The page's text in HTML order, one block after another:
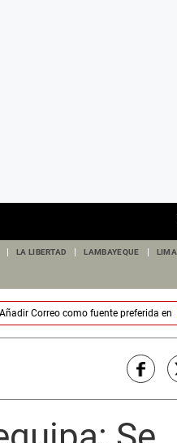
LA LIBERTAD LAMBAYEQUE LIMA
Añadir Correocomo fuente preferida en